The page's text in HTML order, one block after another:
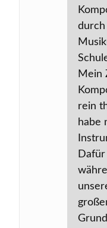
durch
Mein
rein
habe